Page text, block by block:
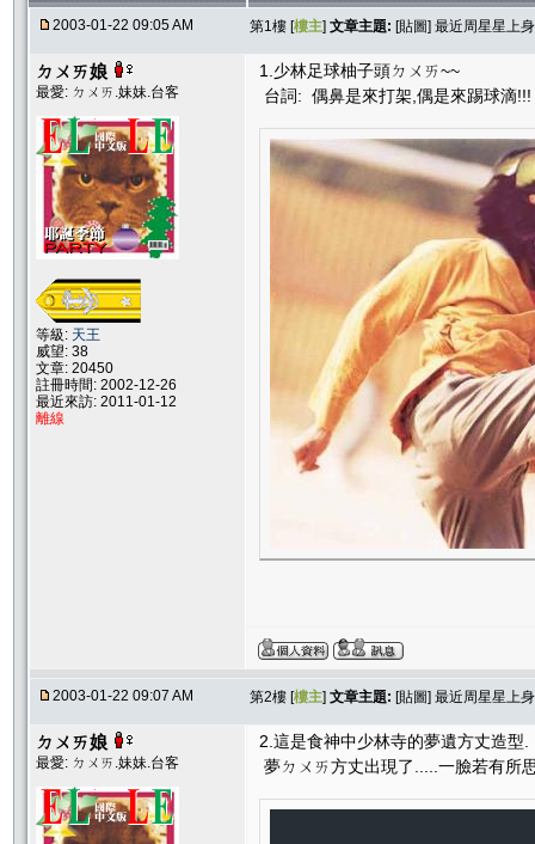
2003-01-22 09:05 AM 第1樓 [樓主] 文章主題: [貼圖] 最近周星星上
ㄉㄨㄞ娘
最愛: ㄉㄨㄞ.妹妹.台客
等級: 天王
威望: 38
文章: 20450
註冊時間: 2002-12-26
最近來訪: 2011-01-12
離線
1.少林足球柚子頭ㄉㄨㄞ~~
台詞: 偶鼻是來打架,偶是來踢球滴!!!
2003-01-22 09:07 AM 第2樓 [樓主] 文章主題: [貼圖] 最近周星星上
ㄉㄨㄞ娘
最愛: ㄉㄨㄞ.妹妹.台客
2.這是食神中少林寺的夢遺方丈造型.
夢ㄉㄨㄞ方丈出現了.....一臉若有所